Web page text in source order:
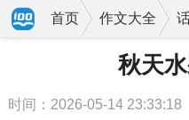
首页 作文大全
秋天
时间：2026-05-14 23:33:18